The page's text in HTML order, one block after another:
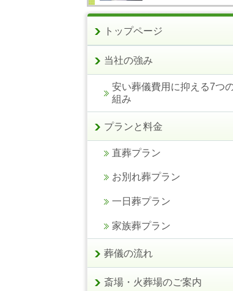
トップページ
当社の強み
安い葬儀費用に抑える7つ
組み
プランと料金
直葬プラン
お別れ葬プラン
一日葬プラン
家族葬プラン
葬儀の流れ
斎場・火葬場のご案内